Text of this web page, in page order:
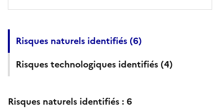
Risques naturels identifiés (6)
Risques technologiques identifiés (4)
Risques naturels identifiés : 6